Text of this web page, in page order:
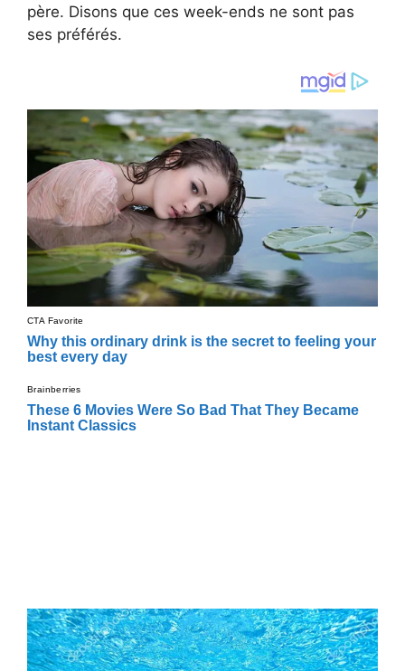
père. Disons que ces week-ends ne sont pas
ses préférés.